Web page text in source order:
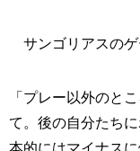
サンゴリアスのゲ
「プレー以外のと
て。後の自分たち